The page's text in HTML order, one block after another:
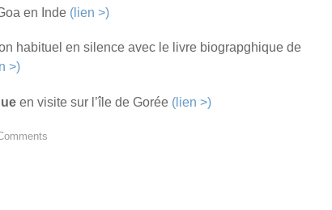
en Inde (lien >)
habituel en silence avec le livre biograpghique de
>)
en visite sur l’île de Gorée (lien >)